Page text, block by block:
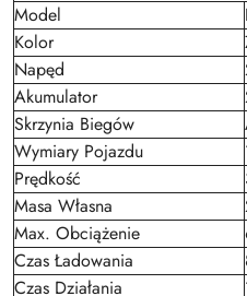
Model
Kolor
Napęd
Akumulator
Skrzynia Biegów
Wymiary Pojazdu
Prędkość
Masa Własna
Max. Obciążenie
Czas Ładowania
Czas Działania